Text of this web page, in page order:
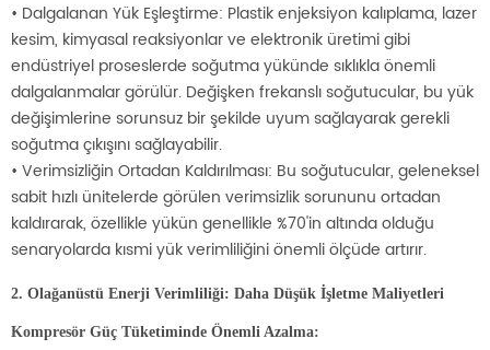
• Dalgalanan Yük Eşleştirme: Plastik enjeksiyon kalıplama, lazer
kesim, kimyasal reaksiyonlar ve elektronik üretimi gibi
endüstriyel proseslerde soğutma yükünde sıklıkla önemli
dalgalanmalar görülür. Değişken frekanslı soğutucular, bu yük
değişimlerine sorunsuz bir şekilde uyum sağlayarak gerekli
soğutma çıkışını sağlayabilir.
• Verimsizliğin Ortadan Kaldırılması: Bu soğutucular, geleneksel
sabit hızlı ünitelerde görülen verimsizlik sorununu ortadan
kaldırarak, özellikle yükün genellikle %70'in altında olduğu
senaryolarda kısmi yük verimliliğini önemli ölçüde artırır.
2. Olağanüstü Enerji Verimliliği: Daha Düşük İşletme Maliyetleri
Kompresör Güç Tüketiminde Önemli Azalma: